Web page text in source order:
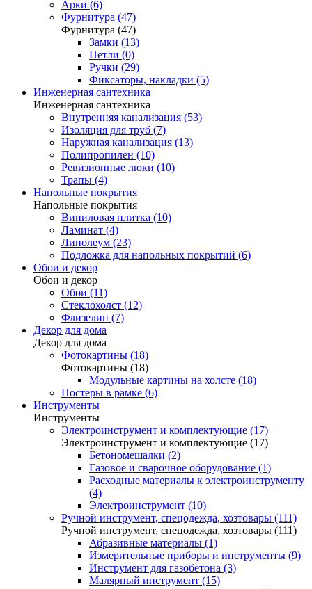
Арки (6)
Фурнитура (47)
Фурнитура (47)
Замки (13)
Петли (0)
Ручки (29)
Фиксаторы, накладки (5)
Инженерная сантехника
Инженерная сантехника
Внутренняя канализация (53)
Изоляция для труб (7)
Наружная канализация (13)
Полипропилен (10)
Ревизионные люки (10)
Трапы (4)
Напольные покрытия
Напольные покрытия
Виниловая плитка (10)
Ламинат (4)
Линолеум (23)
Подложка для напольных покрытий (6)
Обои и декор
Обои и декор
Обои (11)
Стеклохолст (12)
Флизелин (7)
Декор для дома
Декор для дома
Фотокартины (18)
Фотокартины (18)
Модульные картины на холсте (18)
Постеры в рамке (6)
Инструменты
Инструменты
Электроинструмент и комплектующие (17)
Электроинструмент и комплектующие (17)
Бетономешалки (2)
Газовое и сварочное оборудование (1)
Расходные материалы к электроинструменту
(4)
Электроинструмент (10)
Ручной инструмент, спецодежда, хозтовары (111)
Ручной инструмент, спецодежда, хозтовары (111)
Абразивные материалы (1)
Измерительные приборы и инструменты (9)
Инструмент для газобетона (3)
Малярный инструмент (15)